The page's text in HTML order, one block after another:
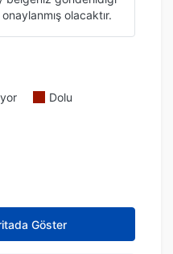
olacaktır.
Dolu
Göster